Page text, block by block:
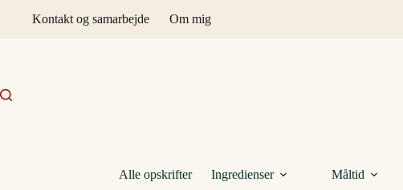
Kontakt og samarbejde Om mig
Alle opskrifter Ingredienser Måltid